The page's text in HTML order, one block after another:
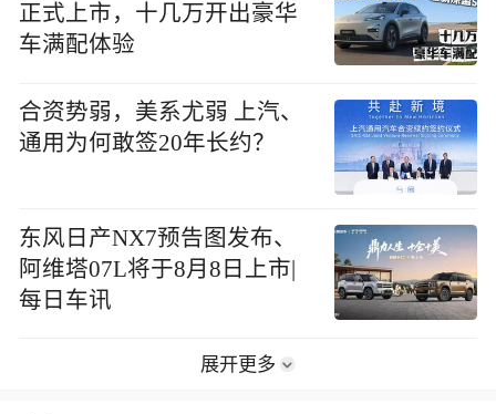
正式上市，十几万开出豪华
车满配体验
合资势弱，美系尤弱 上汽、
通用为何敢签20年长约？
东风日产NX7预告图发布、
阿维塔07L将于8月8日上市|
每日车讯
展开更多